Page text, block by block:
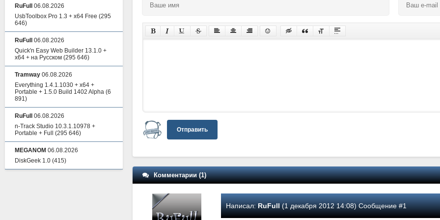
Отправить
Комментарии (1)
Написал: RuFull(1 декабря 2012 14:08) Сообщение #1
RuFull
06.08.2026
UsbToolbox Pro 1.3 + x64 Free (295
646)
RuFull
06.08.2026
Quick'n Easy Web Builder 13.1.0 +
x64 + на Русском (295 646)
Tramway 06.08.2026
Everything 1.4.1.1030 + x64 +
Portable + 1.5.0 Build 1402 Alpha (6
891)
RuFull
06.08.2026
n-Track Studio 10.3.1.10978 +
Portable + Full
(295 646)
MEGANOM 06.08.2026
DiskGeek 1.0 (415)